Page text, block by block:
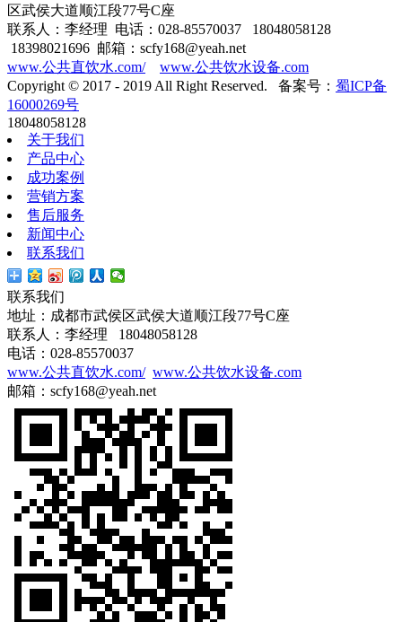
区武侯大道顺江段77号C座
联系人：李经理 电话：028-85570037 18048058128
18398021696 邮箱：scfy168@yeah.net
www.公共直饮水.com/
www.公共饮水设备.com
Copyright © 2017 - 2019 All Right Reserved. 备案号： 蜀ICP备
16000269号
18048058128
关于我们
产品中心
成功案例
营销方案
售后服务
新闻中心
联系我们
联系我们
地址：成都市武侯区武侯大道顺江段77号C座
联系人：李经理 18048058128
电话：028-85570037
www.公共直饮水.com/ www.公共饮水设备.com
邮箱：scfy168@yeah.net